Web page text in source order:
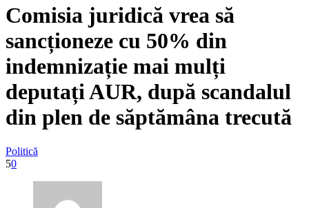
Comisia juridică vrea să
sancționeze cu 50% din
indemnizație mai mulți
deputați AUR, după scandalul
din plen de săptămâna trecută
Politică
50